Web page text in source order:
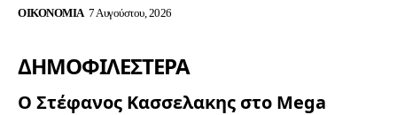
ΟΙΚΟΝΟΜΊΑ 7 Αυγούστου, 2026
ΔΗΜΟΦΙΛΈΣΤΕΡΑ
Ο Στέφανος Κασσελακης στο Mega